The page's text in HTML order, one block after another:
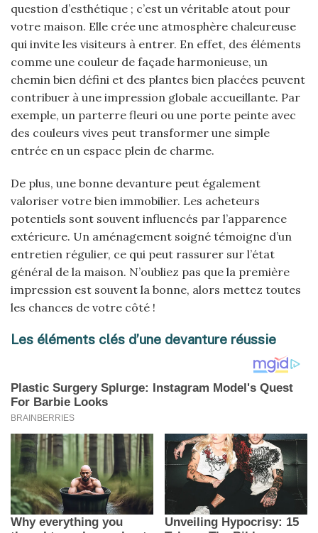
question d’esthétique ; c’est un véritable atout pour
votre maison. Elle crée une atmosphère chaleureuse
qui invite les visiteurs à entrer. En effet, des éléments
comme une couleur de façade harmonieuse, un
chemin bien défini et des plantes bien placées peuvent
contribuer à une impression globale accueillante. Par
exemple, un parterre fleuri ou une porte peinte avec
des couleurs vives peut transformer une simple
entrée en un espace plein de charme.
De plus, une bonne devanture peut également
valoriser votre bien immobilier. Les acheteurs
potentiels sont souvent influencés par l’apparence
extérieure. Un aménagement soigné témoigne d’un
entretien régulier, ce qui peut rassurer sur l’état
général de la maison. N’oubliez pas que la première
impression est souvent la bonne, alors mettez toutes
les chances de votre côté !
Les éléments clés d’une devanture réussie